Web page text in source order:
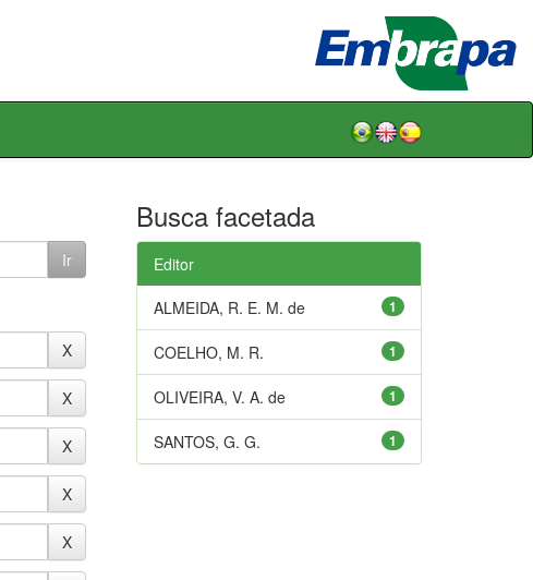
Busca facetada
Editor
1
ALMEIDA, R. E. M. de
1
COELHO, M. R.
1
OLIVEIRA, V. A. de
1
SANTOS, G. G.